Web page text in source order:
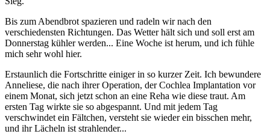
Bis zum Abendbrot spazieren und radeln wir nach den
verschiedensten Richtungen. Das Wetter hält sich und soll erst am
Donnerstag kühler werden... Eine Woche ist herum, und ich fühle
mich sehr wohl hier.
Erstaunlich die Fortschritte einiger in so kurzer Zeit. Ich bewundere
Anneliese, die nach ihrer Operation, der Cochlea Implantation vor
einem Monat, sich jetzt schon an eine Reha wie diese traut. Am
ersten Tag wirkte sie so abgespannt. Und mit jedem Tag
verschwindet ein Fältchen, versteht sie wieder ein bisschen mehr,
und ihr Lächeln ist strahlender...